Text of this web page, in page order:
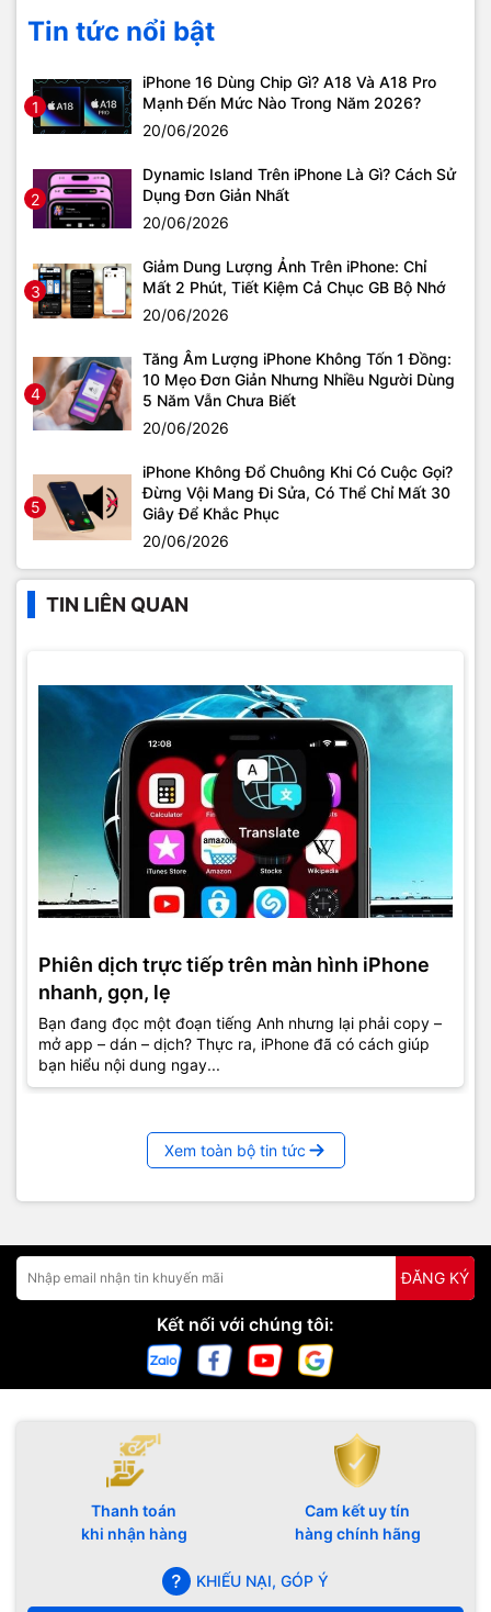
Tin tức nổi bật
1
iPhone 16 Dùng Chip Gì? A18 Và A18 Pro
Mạnh Đến Mức Nào Trong Năm 2026?
20/06/2026
2
Dynamic Island Trên iPhone Là Gì? Cách Sử
Dụng Đơn Giản Nhất
20/06/2026
3
Giảm Dung Lượng Ảnh Trên iPhone: Chỉ
Mất 2 Phút, Tiết Kiệm Cả Chục GB Bộ Nhớ
20/06/2026
4
Tăng Âm Lượng iPhone Không Tốn 1 Đồng:
10 Mẹo Đơn Giản Nhưng Nhiều Người Dùng
5 Năm Vẫn Chưa Biết
20/06/2026
5
iPhone Không Đổ Chuông Khi Có Cuộc Gọi?
Đừng Vội Mang Đi Sửa, Có Thể Chỉ Mất 30
Giây Để Khắc Phục
20/06/2026
TIN LIÊN QUAN
Phiên dịch trực tiếp trên màn hình iPhone
nhanh, gọn, lẹ
Bạn đang đọc một đoạn tiếng Anh nhưng lại phải copy –
mở app – dán – dịch? Thực ra, iPhone đã có cách giúp
bạn hiểu nội dung ngay...
Xem toàn bộ tin tức
ĐĂNG KÝ
Kết nối với chúng tôi:
Thanh toán
khi nhận hàng
Cam kết uy tín
hàng chính hãng
KHIẾU NẠI, GÓP Ý